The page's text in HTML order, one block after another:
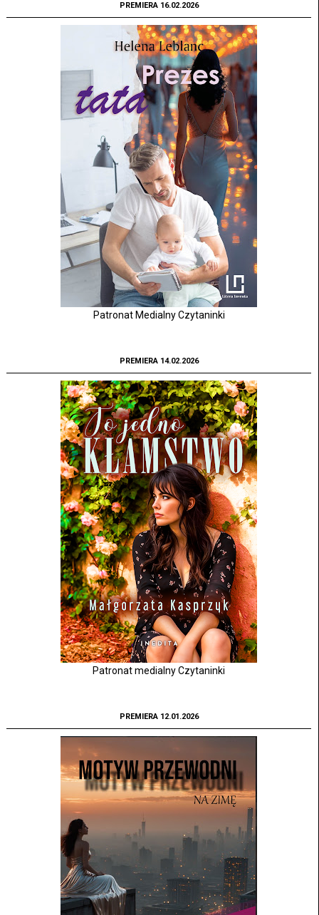
PREMIERA 16.02.2026
Patronat Medialny Czytaninki
PREMIERA 14.02.2026
Patronat medialny Czytaninki
PREMIERA 12.01.2026